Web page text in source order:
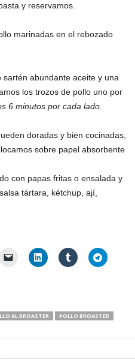
y reservamos.
marinadas en el rebozado
abundante aceite y una
los trozos de pollo uno por
6 minutos por cada lado.
doradas y bien cocinadas,
sobre papel absorbente
con papas fritas o ensalada y
tártara, kétchup, ají,
AL BROASTER
POLLO BROASTER